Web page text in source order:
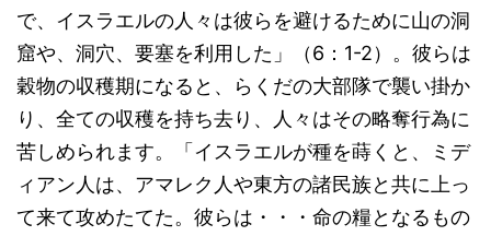
で、イスラエルの人々は彼らを避けるために山の洞
窟や、洞穴、要塞を利用した」（6：1-2）。彼らは
穀物の収穫期になると、らくだの大部隊で襲い掛か
り、全ての収穫を持ち去り、人々はその略奪行為に
苦しめられます。「イスラエルが種を蒔くと、ミデ
ィアン人は、アマレク人や東方の諸民族と共に上っ
て来て攻めたてた。彼らは・・・命の糧となるもの